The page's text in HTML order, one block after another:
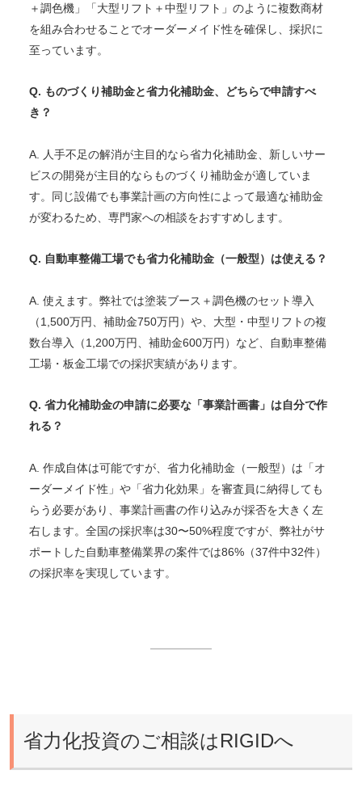
＋調色機」「大型リフト＋中型リフト」のように複数商材
を組み合わせることでオーダーメイド性を確保し、採択に
至っています。
Q. ものづくり補助金と省力化補助金、どちらで申請すべ
き？
A. 人手不足の解消が主目的なら省力化補助金、新しいサー
ビスの開発が主目的ならものづくり補助金が適していま
す。同じ設備でも事業計画の方向性によって最適な補助金
が変わるため、専門家への相談をおすすめします。
Q. 自動車整備工場でも省力化補助金（一般型）は使える？
A. 使えます。弊社では塗装ブース＋調色機のセット導入
（1,500万円、補助金750万円）や、大型・中型リフトの複
数台導入（1,200万円、補助金600万円）など、自動車整備
工場・板金工場での採択実績があります。
Q. 省力化補助金の申請に必要な「事業計画書」は自分で作
れる？
A. 作成自体は可能ですが、省力化補助金（一般型）は「オ
ーダーメイド性」や「省力化効果」を審査員に納得しても
らう必要があり、事業計画書の作り込みが採否を大きく左
右します。全国の採択率は30〜50%程度ですが、弊社がサ
ポートした自動車整備業界の案件では86%（37件中32件）
の採択率を実現しています。
省力化投資のご相談はRIGIDへ